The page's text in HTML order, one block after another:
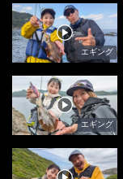
エギング
エギング